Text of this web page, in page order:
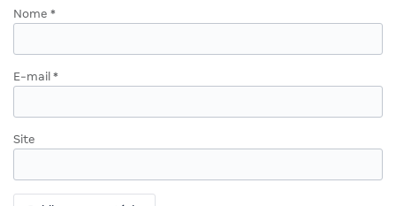
Nome *
E-mail *
Site